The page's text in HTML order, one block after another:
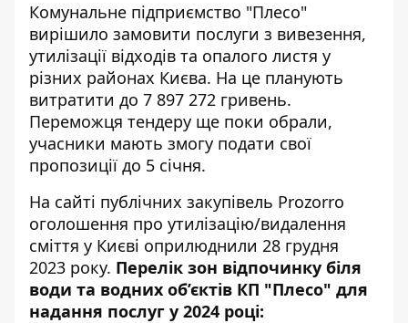
Комунальне підприємство "Плесо"
вирішило замовити послуги з вивезення,
утилізації відходів та опалого листя у
різних районах Києва. На це планують
витратити до 7 897 272 гривень.
Переможця тендеру ще поки обрали,
учасники мають змогу подати свої
пропозиції до 5 січня.
На сайті публічних закупівель Prozorro
оголошення про утилізацію/видалення
сміття у Києві оприлюднили 28 грудня
2023 року. Перелік зон відпочинку біля
води та водних об’єктів КП "Плесо" для
надання послуг у 2024 році: